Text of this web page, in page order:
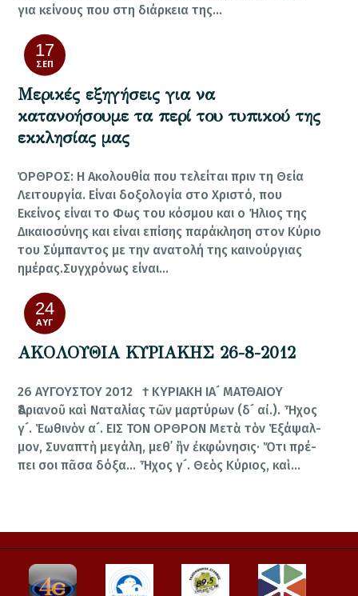
για κείνους που στη διάρκεια της…
17
ΣΕΠ
Μερικές εξηγήσεις για να
κατανοήσουμε τα περί του τυπικού της
εκκλησίας μας
ΌΡΘΡΟΣ: Η Ακολουθία που τελείται πριν τη Θεία
Λειτουργία. Είναι δοξολογία στο Χριστό, που
Εκείνος είναι το Φως του κόσμου και ο Ήλιος της
Δικαιοσύνης και είναι επίσης παράκληση στον Κύριο
του Σύμπαντος με την ανατολή της καινούργιας
ημέρας.Συγχρόνως είναι…
24
ΑΥΓ
ΑΚΟΛΟΥΘΙΑ ΚΥΡΙΑΚΗΣ 26-8-2012
26 ΑΥΓΟΥΣΤΟΥ 2012 † ΚΥΡΙΑΚΗ ΙΑ´ ΜΑΤΘΑΙΟΥ
Ἀδριανοῦ καὶ Ναταλίας τῶν μαρτύρων (δ´ αἰ.). Ἦ­χος
γ´. Ἑ­ω­θι­νὸν α´. ΕΙΣ ΤΟΝ ΟΡΘΡΟΝ Με­τὰ τὸν Ἑ­ξά­ψαλ­
μον, Συ­να­πτὴ με­γά­λη, μεθ᾿ ἣν ἐκ­φώ­νη­σις· Ὅ­τι πρέ­
πει σοι πᾶ­σα δό­ξα… Ἦ­χος γ´. Θε­ὸς Κύ­ρι­ος, καὶ…